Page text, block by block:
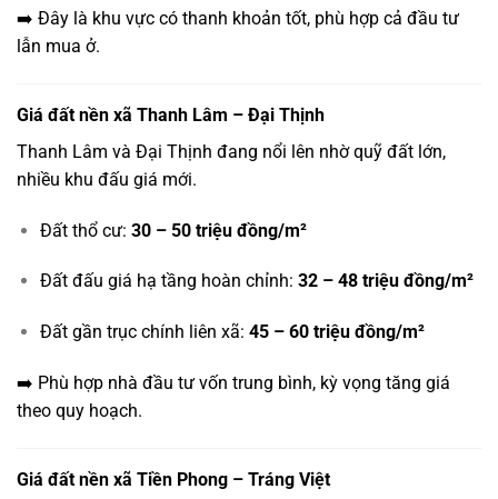
➡️ Đây là khu vực có thanh khoản tốt, phù hợp cả đầu tư
lẫn mua ở.
Giá đất nền xã Thanh Lâm – Đại Thịnh
Thanh Lâm và Đại Thịnh đang nổi lên nhờ quỹ đất lớn,
nhiều khu đấu giá mới.
Đất thổ cư: 30 – 50 triệu đồng/m²
Đất đấu giá hạ tầng hoàn chỉnh: 32 – 48 triệu đồng/m²
Đất gần trục chính liên xã: 45 – 60 triệu đồng/m²
➡️ Phù hợp nhà đầu tư vốn trung bình, kỳ vọng tăng giá
theo quy hoạch.
Giá đất nền xã Tiền Phong – Tráng Việt